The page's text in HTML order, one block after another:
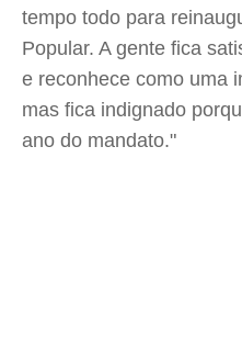
tempo todo para
Popular. A gente fica
e reconhece como uma
mas fica indignado
ano do mandato."